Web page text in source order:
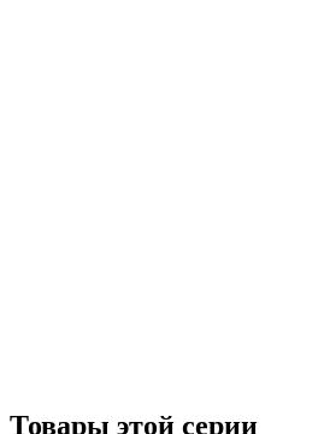
Товары этой серии